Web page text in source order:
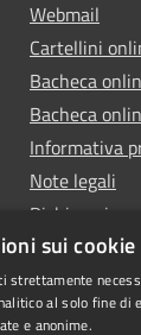
Webmail
Cartellini
Bacheca
Bacheca
Informativa
Note legali
sui cookie
al solo fine
e anonime.